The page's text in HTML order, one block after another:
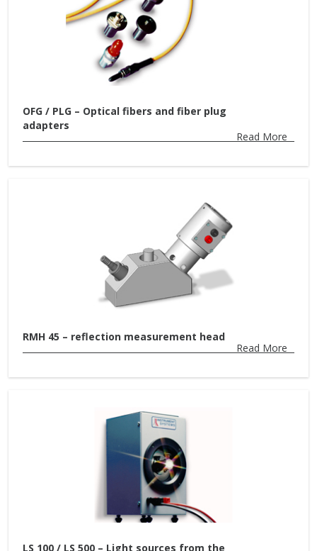
OFG / PLG – Optical fibers and fiber plug
adapters
Read More
RMH 45 – reflection measurement head
Read More
LS 100 / LS 500 – Light sources from the